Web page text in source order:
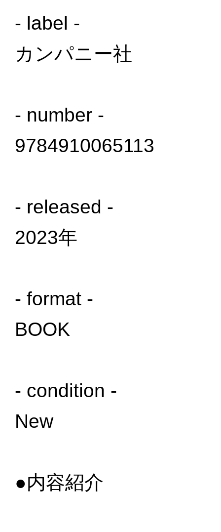
- label -
カンパニー社
- number -
9784910065113
- released -
2023年
- format -
BOOK
- condition -
New
●内容紹介